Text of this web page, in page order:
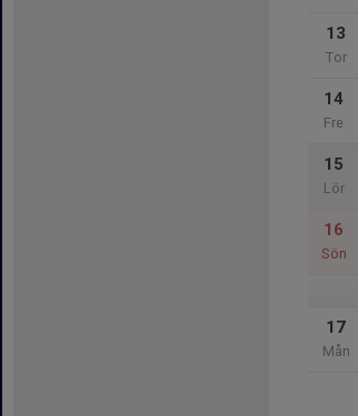
13
Tor
14
Fre
15
Lör
16
Sön
17
Mån